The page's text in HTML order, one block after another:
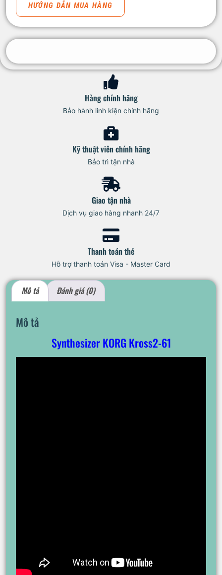
HƯỚNG DẪN MUA HÀNG
Hàng chính hãng
Bảo hành linh kiện chính hãng
Kỹ thuật viên chính hãng
Bảo trì tận nhà
Giao tận nhà
Dịch vụ giao hàng nhanh 24/7
Thanh toán thẻ
Hỗ trợ thanh toán Visa - Master Card
Mô tả Đánh giá (0)
Mô tả
Synthesizer KORG Kross2-61